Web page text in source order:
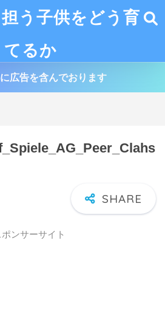
う子供をどう育
てるか
広告を含んでおります
ポンサーサイト